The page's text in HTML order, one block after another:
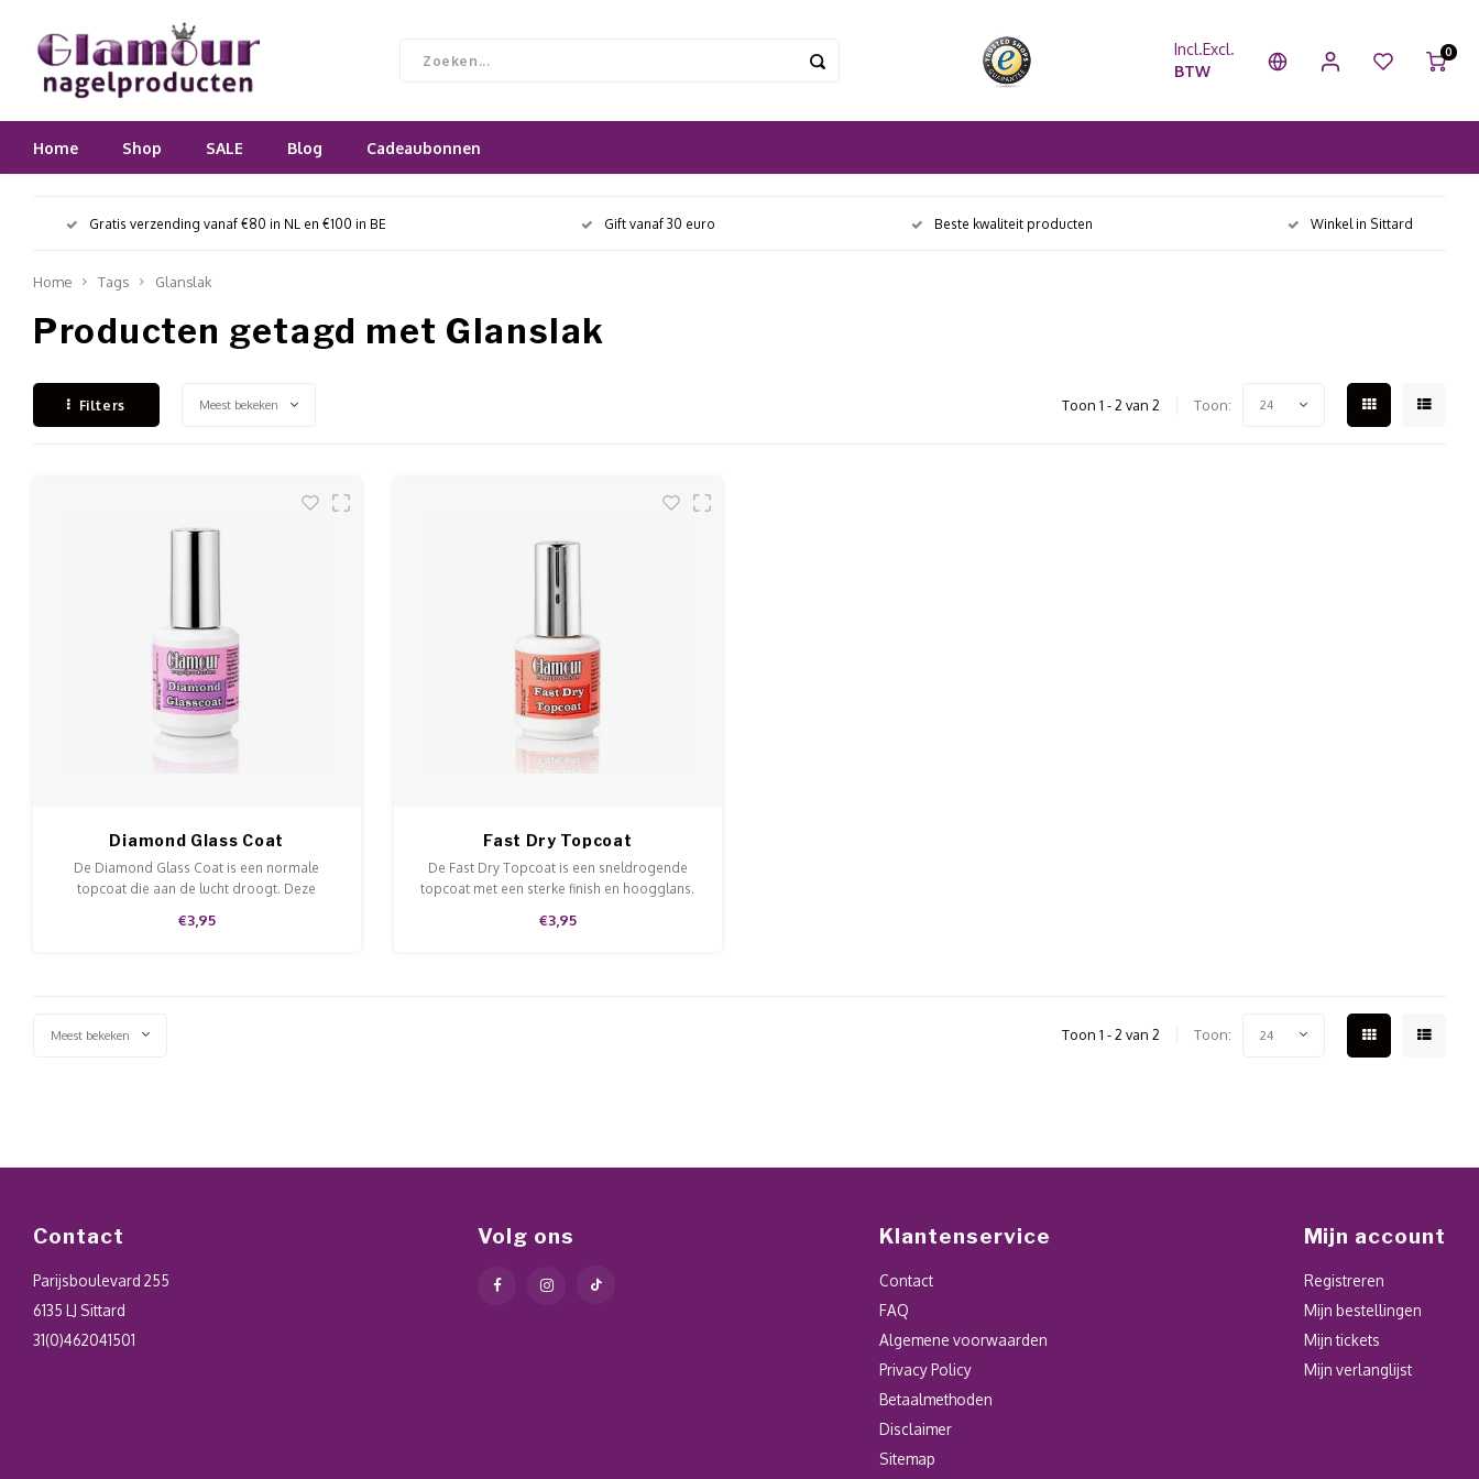
Incl.Excl.
BTW
0
Home Shop SALE Blog Cadeaubonnen
Gratis verzending vanaf €80 in NL en €100 in BE Gift vanaf 30 euro Beste kwaliteit producten Winkel in Sittard
Home Tags Glanslak
Producten getagd met Glanslak
Filters Meest bekeken Toon 1 - 2 van 2 Toon: 24
Diamond Glass Coat
De Diamond Glass Coat is een normale
topcoat die aan de lucht droogt. Deze
worden bij nagellak en acrylpoeder.
€3,95
Fast Dry Topcoat
De Fast Dry Topcoat is een sneldrogende
topcoat met een sterke finish en hoogglans.
€3,95
Meest bekeken Toon 1 - 2 van 2 Toon: 24
Contact
Parijsboulevard 255
6135 LJ Sittard
31(0)462041501
Volg ons Klantenservice
Contact
FAQ
Algemene voorwaarden
Privacy Policy
Betaalmethoden
Disclaimer
Sitemap
Mijn account
Registreren
Mijn bestellingen
Mijn tickets
Mijn verlanglijst